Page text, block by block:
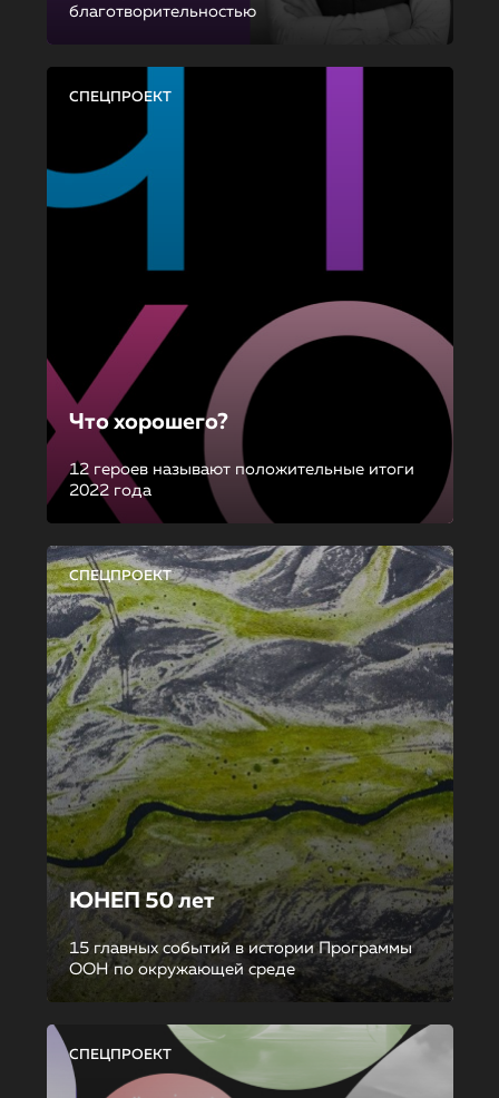
благотворительностью
СПЕЦПРОЕКТ
Что хорошего?
12 героев называют положительные итоги
2022 года
СПЕЦПРОЕКТ
ЮНЕП 50 лет
15 главных событий в истории Программы
ООН по окружающей среде
СПЕЦПРОЕКТ